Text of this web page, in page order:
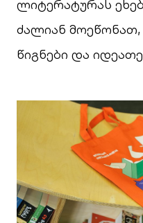
ლიტერატურას
ძალიან მოეწონათ,
წიგნები და